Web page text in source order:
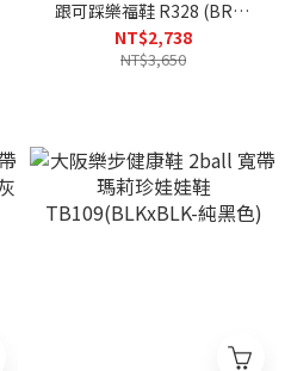
跟可踩樂福鞋 R328 (BRN-
咖啡色)
NT$2,738
NT$3,650